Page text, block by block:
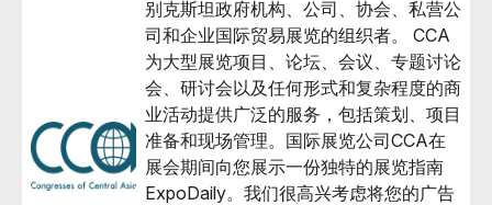
别克斯坦政府机构、公司、协会、私营公
司和企业国际贸易展览的组织者。 CCA
为大型展览项目、论坛、会议、专题讨论
会、研讨会以及任何形式和复杂程度的商
业活动提供广泛的服务，包括策划、项目
准备和现场管理。国际展览公司CCA在
展会期间向您展示一份独特的展览指南
ExpoDaily。我们很高兴考虑将您的广告